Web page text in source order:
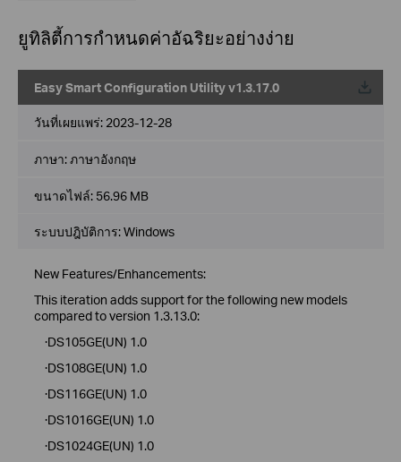
ยูทิลิตี้การกำหนดค่าอัฉริยะอย่างง่าย
Easy Smart Configuration Utility v1.3.17.0
วันที่เผยแพร่: 2023-12-28
ภาษา:ภาษาอังกฤษ
ขนาดไฟล์: 56.96 MB
ระบบปฎิบัติการ: Windows
New Features/Enhancements:
This iteration adds support for the following new models
compared to version 1.3.13.0:
·DS105GE(UN) 1.0
·DS108GE(UN) 1.0
·DS116GE(UN) 1.0
·DS1016GE(UN) 1.0
·DS1024GE(UN) 1.0